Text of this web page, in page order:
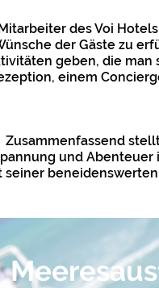
des Voi
der Gäste zu
geben, die man
einem
Zusammenfassend
und
seiner